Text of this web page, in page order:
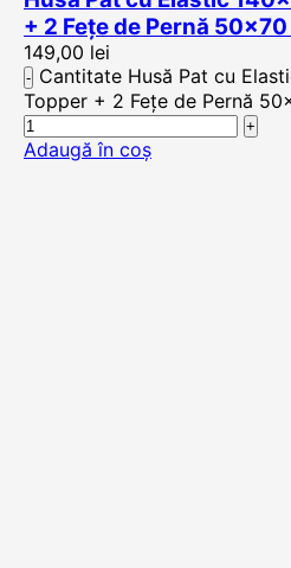
+ 2 Fețe de Pernă
149,00 lei
Cantitate Husă Pat cu
Topper + 2 Fețe de Pernă
Adaugă în coș